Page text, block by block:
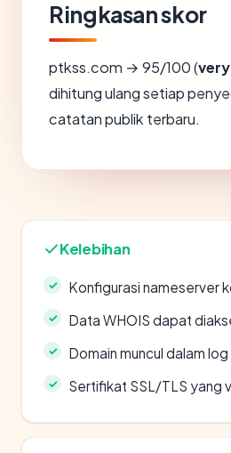
Ringkasan skor
ptkss.com → 95/100 (
dihitung ulang setiap
catatan publik terbaru.
Kelebihan
Konfigurasi nameserver
Data WHOIS dapat
Domain muncul dalam
Sertifikat SSL/TLS yang